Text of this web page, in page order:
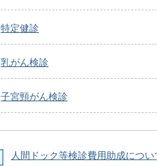
特定健診
乳がん検診
子宮頸がん検診
人間ドック等検診費用助成につい